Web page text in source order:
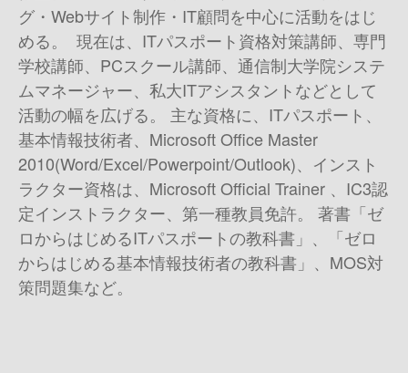
グ・Webサイト制作・IT顧問を中心に活動をはじ
める。 現在は、ITパスポート資格対策講師、専門
学校講師、PCスクール講師、通信制大学院システ
ムマネージャー、私大ITアシスタントなどとして
活動の幅を広げる。 主な資格に、ITパスポート、
基本情報技術者、Microsoft Office Master
2010(Word/Excel/Powerpoint/Outlook)、インスト
ラクター資格は、Microsoft Official Trainer 、IC3認
定インストラクター、第一種教員免許。 著書 「ゼ
ロからはじめるITパスポートの教科書」、「ゼロ
からはじめる基本情報技術者の教科書」、MOS対
策問題集など。